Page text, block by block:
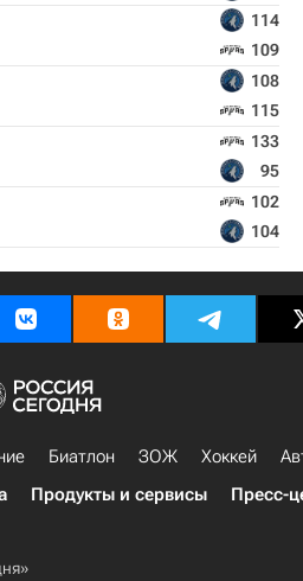
114
109
108
115
133
95
102
104
Биатлон ЗОЖ Хоккей
Продукты и сервисы Пресс-